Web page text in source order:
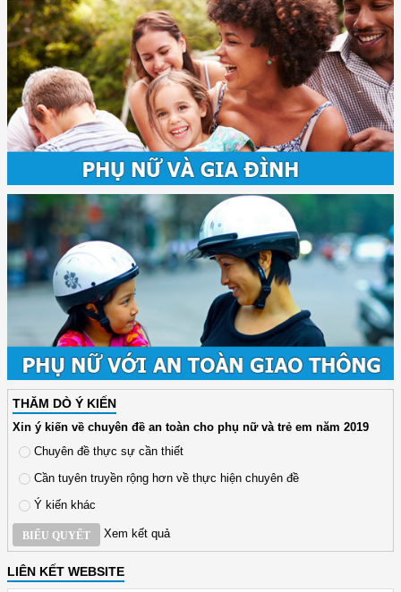
THĂM DÒ Ý KIẾN
Xin ý kiến về chuyên đề an toàn cho phụ nữ và trẻ em năm 2019
Chuyên đề thực sự cần thiết
Cần tuyên truyền rộng hơn về thực hiện chuyên đề
Ý kiến khác
BIỂU QUYẾT Xem kết quả
LIÊN KẾT WEBSITE